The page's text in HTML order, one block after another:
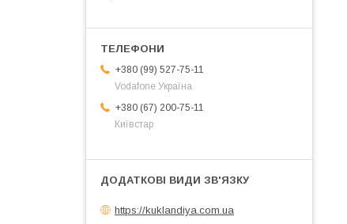
+380 (99) 527-75-11
Vodafone Україна
+380 (67) 200-75-11
Київстар
https://kuklandiya.com.ua